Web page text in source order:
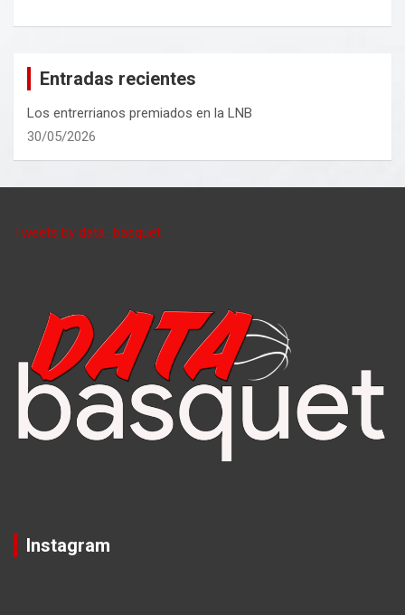
Entradas recientes
Los entrerrianos premiados en la LNB
30/05/2026
Tweets by data_basquet
Instagram